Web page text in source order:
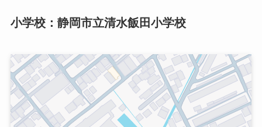
小学校：静岡市立清水飯田小学校